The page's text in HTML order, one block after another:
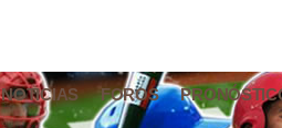
NOTICIAS FOROS